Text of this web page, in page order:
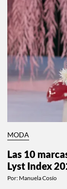
MODA
Las 10
Lyst Index
Por: Manuela Cosío